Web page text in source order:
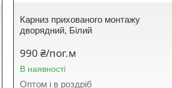
Карниз прихованого монтажу
дворядний, Білий
990 ₴/пог.м
В наявності
Оптом і в роздріб